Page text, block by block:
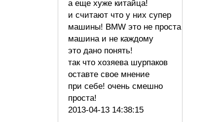
а еще хуже китайца!
и считают что у них супер
машины! BMW это не проста
машина и не каждому
это дано понять!
так что хозяева шурпаков
оставте свое мнение
при себе! очень смешно
проста!
2013-04-13 14:38:15